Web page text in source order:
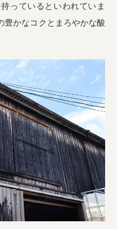
っているといわれていま
豊かなコクとまろやかな酸